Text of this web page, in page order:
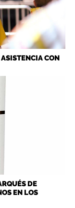
ASISTENCIA CON
DE
EN LOS